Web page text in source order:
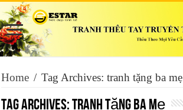
Home / Tag Archives: tranh tặng ba mẹ
Tag Archives:tranh tặng ba mẹ